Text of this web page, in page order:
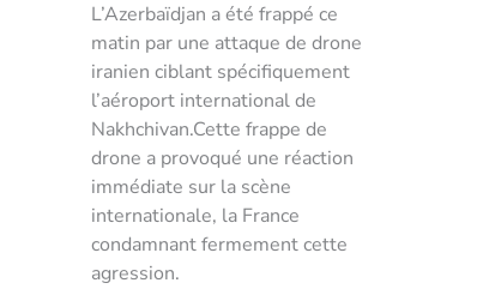
L’Azerbaïdjan a été frappé ce
matin par une attaque de drone
iranien ciblant spécifiquement
l’aéroport international de
Nakhchivan.Cette frappe de
drone a provoqué une réaction
immédiate sur la scène
internationale, la France
condamnant fermement cette
agression.